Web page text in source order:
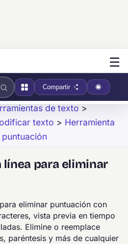
☰
Compartir
de texto >
texto > Herramienta
línea para eliminar
eliminar puntuación con
vista previa en tiempo
Elimine o reemplace
paréntesis y más de cualquier